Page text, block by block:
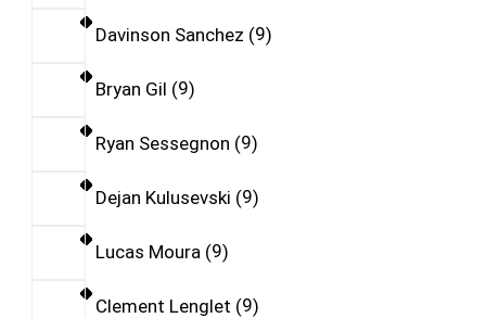
Davinson Sanchez 9
Bryan Gil 9
Ryan Sessegnon 9
Dejan Kulusevski 9
Lucas Moura 9
Clement Lenglet 9